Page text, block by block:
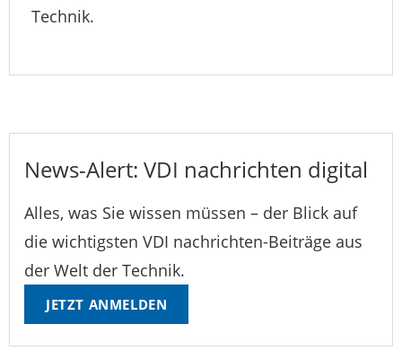
Technik.
News-Alert: VDI nachrichten digital
Alles, was Sie wissen müssen – der Blick auf
die wichtigsten VDI nachrichten-Beiträge aus
der Welt der Technik.
JETZT ANMELDEN